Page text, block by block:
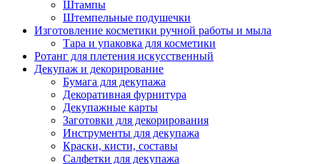
Штампы
Штемпельные подушечки
Изготовление косметики ручной работы и мыла
Тара и упаковка для косметики
Ротанг для плетения искусственный
Декупаж и декорирование
Бумага для декупажа
Декоративная фурнитура
Декупажные карты
Заготовки для декорирования
Инструменты для декупажа
Краски, кисти, составы
Салфетки для декупажа